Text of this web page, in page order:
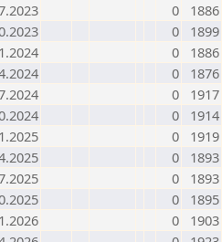
0
1886
0
1899
0
1886
0
1876
0
1917
0
1914
0
1919
0
1893
0
1893
0
1895
0
1903